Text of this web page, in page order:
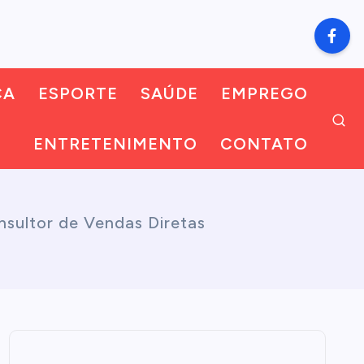
ESPORTE SAÚDE EMPREGO
ENTRETENIMENTO CONTATO
de Vendas Diretas